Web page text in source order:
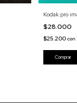
Kodak pro
$28.000
$25.200con